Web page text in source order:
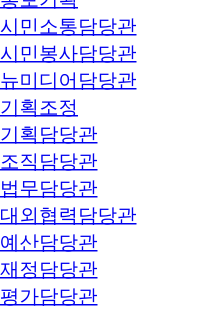
시민소통담당관
시민봉사담당관
뉴미디어담당관
기획조정
기획담당관
조직담당관
법무담당관
대외협력담당관
예산담당관
재정담당관
평가담당관